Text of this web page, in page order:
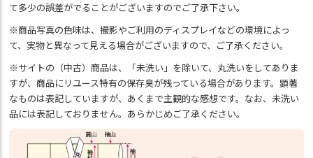
て多少の誤差がでることがございますのでご了承下さい。
※商品写真の色味は、撮影やご利用のディスプレイなどの環境によっ
て、実物と異なって見える場合がございますので、ご了承ください。
※サイトの（中古）商品は、「未洗い」を除いて、丸洗いをしてありま
すが、商品にリユース特有の保存臭が残っている場合があります。顕著
なものは表記していますが、あくまで主観的な感想です。なお、未洗い
品には表記しておりません。あらかじめご了承ください。